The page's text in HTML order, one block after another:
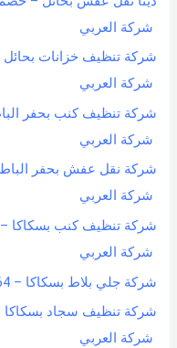
شركة العربي
شركة العربي
شركة العربي
شركة العربي
شركة العربي
شركة جلي بلاط بسكاكا – 0551154864 اتصل بنا – شركة العربي
شركة العربي